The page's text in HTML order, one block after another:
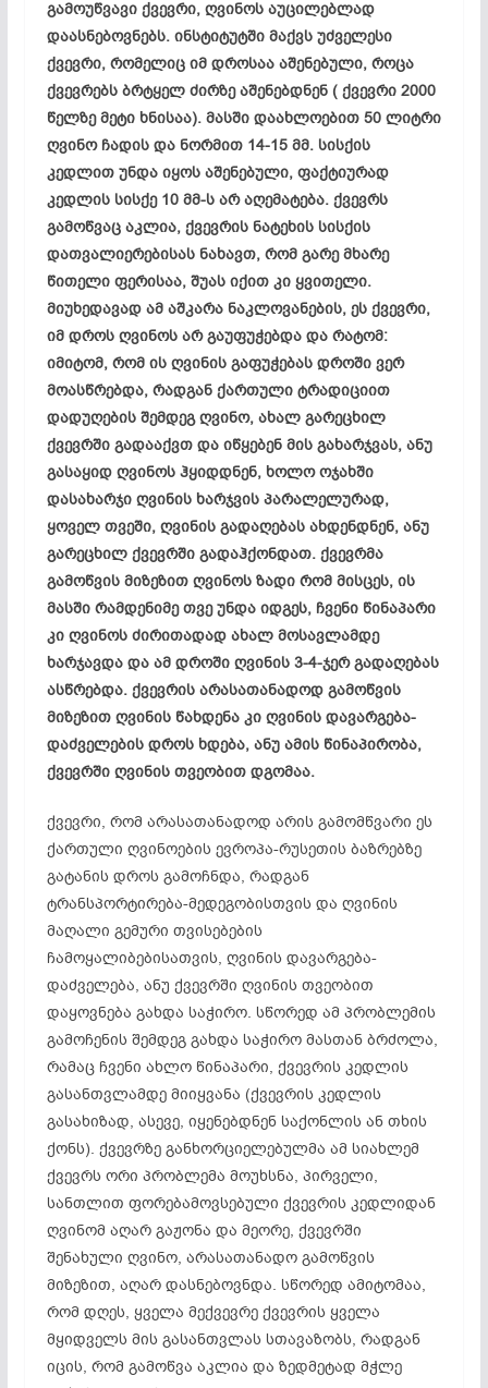
გამოუწვავიქვევრი, ღვინოს აუცილებლად
დაასნებოვნებს. ინსტიტუტში მაქვს უძველესი
ქვევრი, რომელიც იმ დროსაა აშენებული, როცა
ქვევრებს ბრტყელ ძირზე აშენებდნენ ( ქვევრი 2000
წელზე მეტი ხნისაა). მასში დაახლოებით 50 ლიტრი
ღვინო ჩადის და ნორმით 14-15 მმ. სისქის
კედლით უნდა იყოს აშენებული, ფაქტიურად
კედლის სისქე 10 მმ-ს არ აღემატება. ქვევრს
გამოწვაცაკლია, ქვევრის ნატეხის სისქის
დათვალიერებისას ნახავთ, რომ გარე მხარე
წითელი ფერისაა, შუას იქით კი ყვითელი.
მიუხედავად ამ აშკარა ნაკლოვანების, ეს ქვევრი,
იმ დროს ღვინოს არგაუფუჭებდადა რატომ:
იმიტომ, რომ ის ღვინის გაფუჭებას დროში ვერ
მოასწრებდა, რადგან ქართული ტრადიციით
დადუღების შემდეგ ღვინო, ახალ გარეცხილ
ქვევრში გადააქვთ და იწყებენ მის გახარჯვას, ანუ
გასაყიდ ღვინოს ჰყიდდნენ, ხოლო ოჯახში
დასახარჯი ღვინის ხარჯვის პარალელურად,
ყოველ თვეში, ღვინის გადაღებას ახდენდნენ, ანუ
გარეცხილ ქვევრში გადაჰქონდათ. ქვევრმა
გამოწვის მიზეზით ღვინოს ზადი რომ მისცეს, ის
მასში რამდენიმე თვე უნდა იდგეს, ჩვენი წინაპარი
კი ღვინოს ძირითადად ახალ მოსავლამდე
ხარჯავდა და ამ დროში ღვინის 3-4-ჯერ გადაღებას
ასწრებდა. ქვევრის არასათანადოდ გამოწვის
მიზეზით ღვინის წახდენაკი ღვინის დავარგება-
დაძველებისდროს ხდება, ანუ ამის წინაპირობა,
ქვევრში ღვინის თვეობით დგომაა.
ქვევრი, რომ არასათანადოდ არის გამომწვარი ეს
ქართული ღვინოების ევროპა-რუსეთისბაზრებზე
გატანის დროს გამოჩნდა, რადგან
ტრანსპორტირება-მედეგობისთვისდა ღვინის
მაღალი გემური თვისებების
ჩამოყალიბებისათვის, ღვინის დავარგება-
დაძველება, ანუ ქვევრში ღვინის თვეობით
დაყოვნება გახდა საჭირო. სწორედ ამ პრობლემის
გამოჩენის შემდეგ გახდა საჭირო მასთან ბრძოლა,
რამაც ჩვენი ახლო წინაპარი, ქვევრის კედლის
გასანთვლამდემიიყვანა (ქვევრის კედლის
გასახიზად, ასევე, იყენებდნენ საქონლის ან თხის
ქონს). ქვევრზე განხორციელებულმა ამ სიახლემ
ქვევრს ორი პრობლემა მოუხსნა, პირველი,
სანთლით ფორებამოვსებული ქვევრის კედლიდან
ღვინომ აღარ გაჟონა და მეორე, ქვევრში
შენახული ღვინო, არასათანადო გამოწვის
მიზეზით, აღარ დასნებოვნდა. სწორედ ამიტომაა,
რომ დღეს, ყველა მექვევრექვევრის ყველა
მყიდველს მის გასანთვლასსთავაზობს, რადგან
იცის, რომ გამოწვა აკლია და ზედმეტად მჭლე